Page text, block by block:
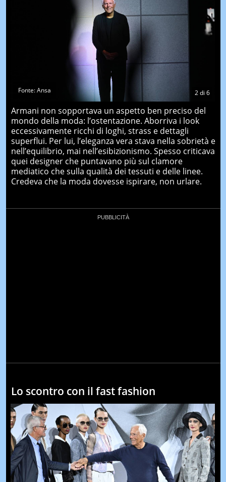
2di 6
Fonte: Ansa
Armani non sopportava un aspetto ben preciso del
mondo della moda: l’ostentazione. Aborriva i look
eccessivamente ricchi di loghi, strass e dettagli
superflui. Per lui, l’eleganza vera stava nella sobrietà e
nell’equilibrio, mai nell’esibizionismo. Spesso criticava
quei designer che puntavano più sul clamore
mediatico che sulla qualità dei tessuti e delle linee.
Credeva che la moda dovesse ispirare, non urlare.
Lo scontro con il fast fashion